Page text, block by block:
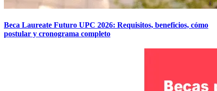
Beca Laureate Futuro UPC 2026: Requisitos, beneficios, cómo
postular y cronograma completo